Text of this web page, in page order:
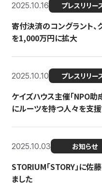
2025.10.16 プレスリリー
寄付決済のコングラント
を1,000万円に拡大
2025.10.10 プレスリリー
ケイズハウス主催「NPO助
にルーツを持つ人々を支
2025.10.03 お知らせ
STORIUM「STORY」に佐
ました